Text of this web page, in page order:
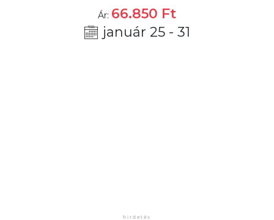
Ár: 66.850 Ft
január 25 - 31